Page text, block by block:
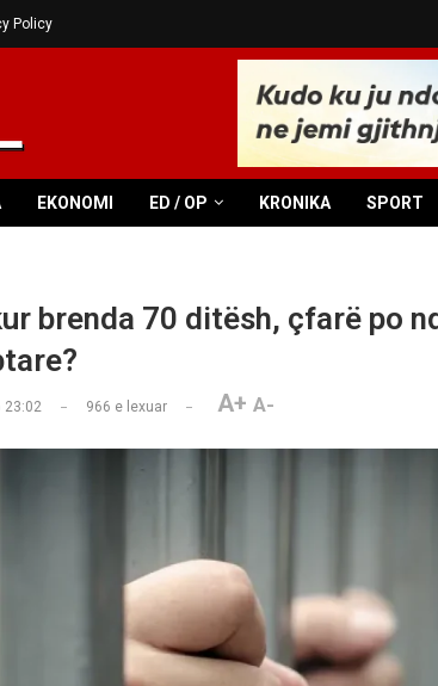
Policy
EKONOMI ED / OP KRONIKA SPORT
brenda 70 ditësh, çfarë po
23:02 966 e lexuar A+ A-